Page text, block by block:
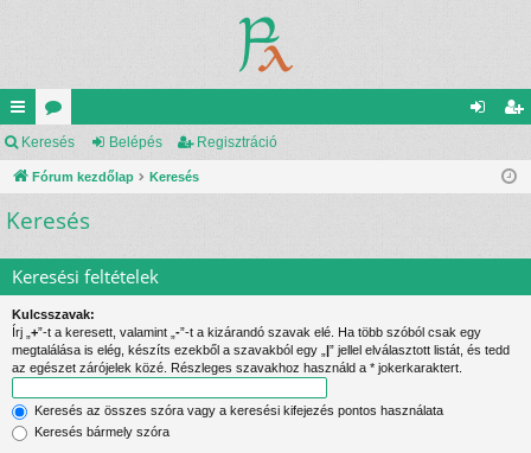
yo
rs
lin
k
ór
u
m
is
Keresés Belépés Regisztráció
Fórum kezdőlap Keresés
Keresés
Keresési feltételek
Kulcsszavak:
Írj „ +”-t a keresett, valamint „ -”-t a kizárandó szavak elé. Ha több szóból csak egy
megtalálása is elég, készíts ezekből a szavakból egy „ |” jellel elválasztott listát, és tedd
az egészet zárójelek közé. Részleges szavakhoz használd a * jokerkaraktert.
Keresés az összes szóra vagy a keresési kifejezés pontos használata
Keresés bármely szóra